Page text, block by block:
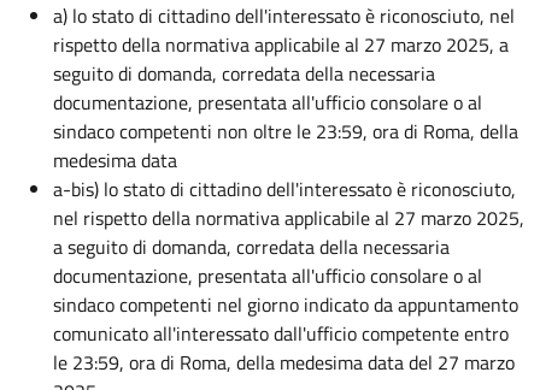
a) lo stato di cittadino dell'interessato è riconosciuto, nel
rispetto della normativa applicabile al 27 marzo 2025, a
seguito di domanda, corredata della necessaria
documentazione, presentata all'ufficio consolare o al
sindaco competenti non oltre le 23:59, ora di Roma, della
medesima data
a-bis) lo stato di cittadino dell'interessato è riconosciuto,
nel rispetto della normativa applicabile al 27 marzo 2025,
a seguito di domanda, corredata della necessaria
documentazione, presentata all'ufficio consolare o al
sindaco competenti nel giorno indicato da appuntamento
comunicato all'interessato dall'ufficio competente entro
le 23:59, ora di Roma, della medesima data del 27 marzo